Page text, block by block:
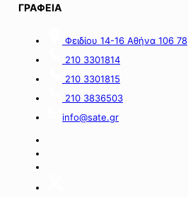
εκατ.
πόρους
Πράσινου
Ταμείου».
myBusinessSupport
ειδικού
στήριξης
ΓΡΑΦΕΙΑ
Φειδίου 14-16 Αθήνα 106 78
210 3301814
210 3301815
210 3836503
info@sate.gr